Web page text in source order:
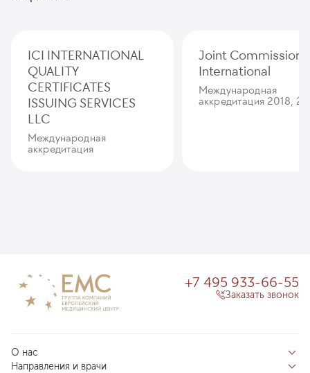
ICI INTERNATIONAL
QUALITY
CERTIFICATES
ISSUING SERVICES
LLC
Международная
аккредитация
Joint Commission
International
Международная
аккредитация 2018,
О нас
Направления и врачи
+7 495 933-66-55
Заказать звонок